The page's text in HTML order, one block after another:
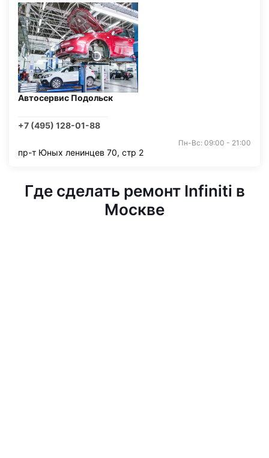
Автосервис Подольск
+7 (495) 128-01-88
Пн-Вс: 09:00 - 21:00
пр-т Юных ленинцев 70, стр 2
Где сделать ремонт Infiniti в
Москве